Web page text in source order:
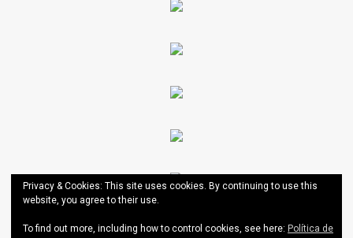
Privacy & Cookies: This site uses cookies. By continuing to use this
website, you agree to their use.
To find out more, including how to control cookies, see here: Política de